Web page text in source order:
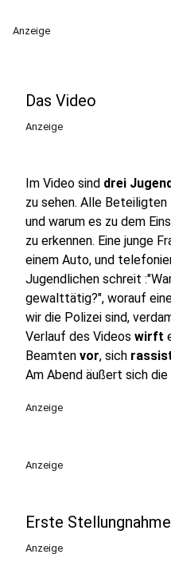
Anzeige
Das Video
Anzeige
Im Video sind drei
zu sehen. Alle Beteiligten
und warum es zu dem
zu erkennen. Eine junge
einem Auto, und
Jugendlichen schreit
gewalttätig?", worauf
wir die Polizei sind,
Verlauf des Videos wirft
Beamten vor, sich
Am Abend äußert sich
Anzeige
Anzeige
Erste
Anzeige